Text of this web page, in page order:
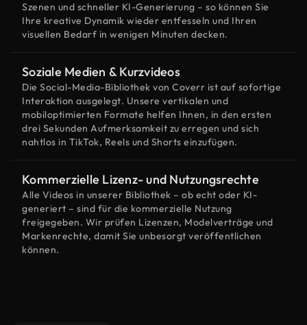
Szenen und schneller KI-Generierung – so können Sie
Ihre kreative Dynamik wieder entfesseln und Ihren
visuellen Bedarf in wenigen Minuten decken.
Soziale Medien & Kurzvideos
Die Social-Media-Bibliothek von Coverr ist auf sofortige
Interaktion ausgelegt. Unsere vertikalen und
mobiloptimierten Formate helfen Ihnen, in den ersten
drei Sekunden Aufmerksamkeit zu erregen und sich
nahtlos in TikTok, Reels und Shorts einzufügen.
Kommerzielle Lizenz- und Nutzungsrechte
Alle Videos in unserer Bibliothek – ob echt oder KI-
generiert – sind für die kommerzielle Nutzung
freigegeben. Wir prüfen Lizenzen, Modelverträge und
Markenrechte, damit Sie unbesorgt veröffentlichen
können.